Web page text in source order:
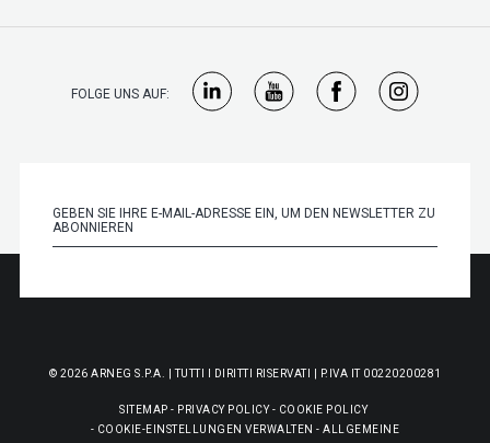
FOLGE UNS AUF:
© 2026 ARNEG S.P.A. | TUTTI I DIRITTI RISERVATI | P.IVA IT 00220200281
SITEMAP - PRIVACY POLICY- COOKIE POLICY
- COOKIE-EINSTELLUNGEN VERWALTEN -ALLGEMEINE